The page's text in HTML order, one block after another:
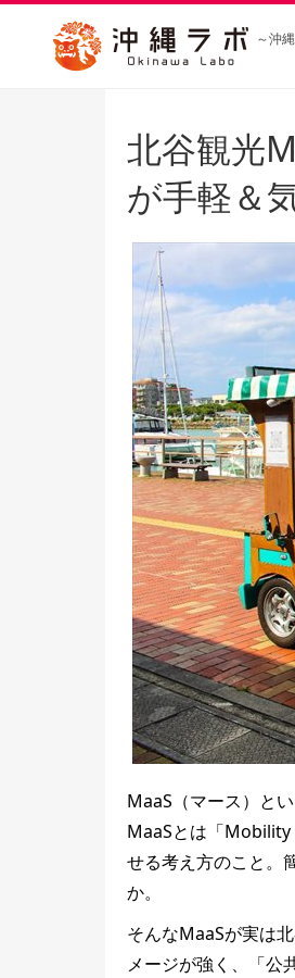
～沖
北谷観光
が手軽＆
MaaS（マース）と
MaaSとは「Mobility
せる考え方のこと。
か。
そんなMaaSが実は
メージが強く、「公